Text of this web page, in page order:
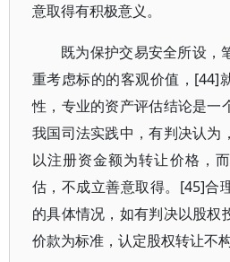
意取得有积极意义。
既为保护交易安全所设，
重考虑标的的客观价值，[44]
性，专业的资产评估结论是一
我国司法实践中，有判决认为
以注册资金额为转让价格，
估，不成立善意取得。[45]合
的具体情况，如有判决以股权
价款为标准，认定股权转让不